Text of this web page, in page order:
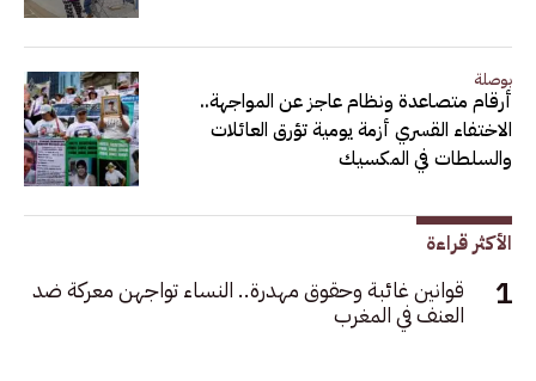
بوصلة
أرقام متصاعدة ونظام عاجز عن المواجهة..
الاختفاء القسري أزمة يومية تؤرق العائلات
والسلطات في المكسيك
الأكثر قراءة
قوانين غائبة وحقوق مهدرة.. النساء تواجهن معركة ضد
العنف في المغرب